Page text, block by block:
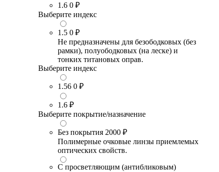
1.6 0 ₽
Выберите индекс
1.5 0 ₽
Не предназначены для безободковых (без
рамки), полуободковых (на леске) и
тонких титановых оправ.
Выберите индекс
1.56 0 ₽
1.6 ₽
Выберите покрытие/назначение
Без покрытия 2000 ₽
Полимерные очковые линзы приемлемых
оптических свойств.
С просветляющим (антибликовым)